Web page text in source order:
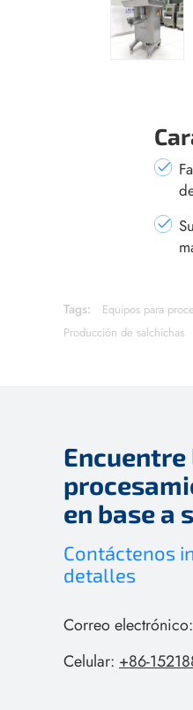
Tags: Equipos para
Producción de salchichas
en base a
Contáctenos
detalles
Correo electrónico:
Celular: +86-